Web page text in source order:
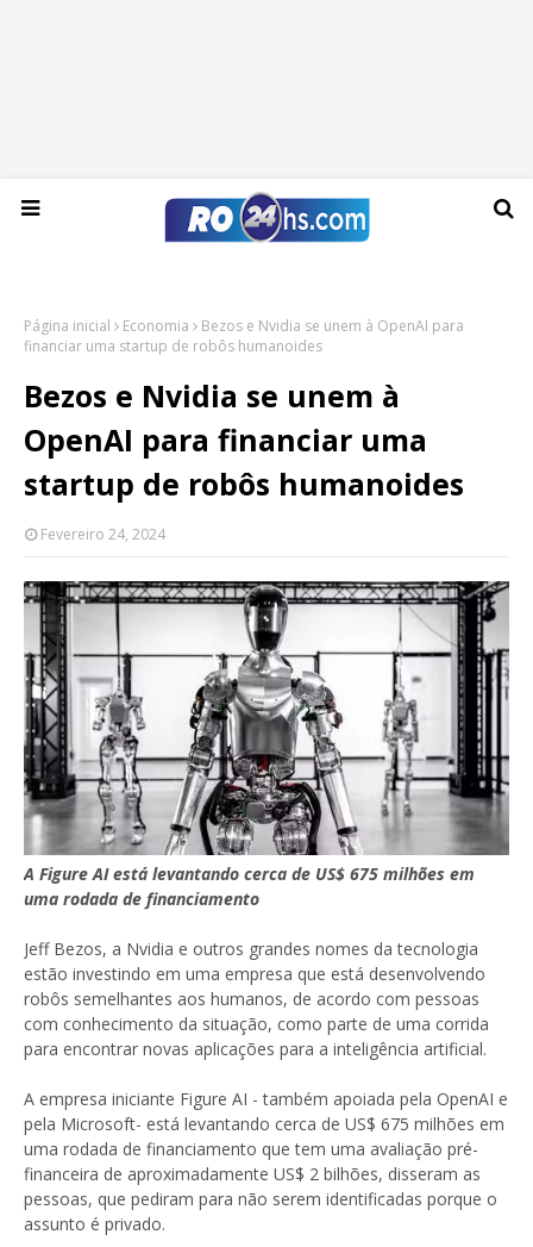
Sexta-feira, 07 de agosto de 2026
Página inicial Economia
Bezos e Nvidia se unem à OpenAI para
financiar uma startup de robôs humanoides
Bezos e Nvidia se unem à
OpenAI para financiar uma
startup de robôs humanoides
Fevereiro 24, 2024
A Figure AI está levantando cerca de US$ 675 milhões em
uma rodada de financiamento
Jeff Bezos, a Nvidia e outros grandes nomes da tecnologia
estão investindo em uma empresa que está desenvolvendo
robôs semelhantes aos humanos, de acordo com pessoas
com conhecimento da situação, como parte de uma corrida
para encontrar novas aplicações para a inteligência artificial.
A empresa iniciante Figure AI - também apoiada pela OpenAI e
pela Microsoft- está levantando cerca de US$ 675 milhões em
uma rodada de financiamento que tem uma avaliação pré-
financeira de aproximadamente US$ 2 bilhões, disseram as
pessoas, que pediram para não serem identificadas porque o
assunto é privado.